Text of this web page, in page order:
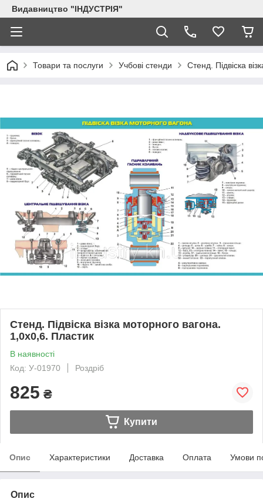
Видавництво "ІНДУСТРІЯ"
Товари та послуги Учбові стенди Стенд. Підвіска
Стенд. Підвіска візка моторного вагона.
1,0х0,6. Пластик
В наявності
Код: У-01970
Роздріб
825 ₴
Купити
Опис Характеристики Доставка Оплата Умови
Опис